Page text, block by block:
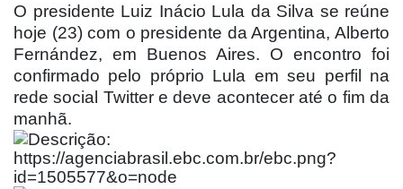
O presidente Luiz Inácio Lula da Silva se reúne
hoje (23) com o presidente da Argentina, Alberto
Fernández, em Buenos Aires. O encontro foi
confirmado pelo próprio Lula em seu perfil na
rede social Twitter e deve acontecer até o fim da
manhã.